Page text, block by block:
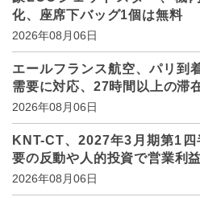
化、座席下バッグ1個は無料
2026年08月06日
エールフランス航空、パリ到
需要に対応、27時間以上の滞
2026年08月06日
KNT-CT、2027年3月期第1
要の反動や人的投資で営業利
2026年08月06日